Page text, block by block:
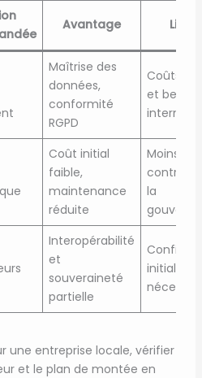
Avantage Limite
Maîtrise des
données,
conformité
RGPD
Coûts
et besoin
interne
Coût initial
faible,
maintenance
réduite
Moins de
contrôle
la
Interopérabilité
et
souveraineté
partielle
initiale
une entreprise locale, vérifier
et le plan de montée en